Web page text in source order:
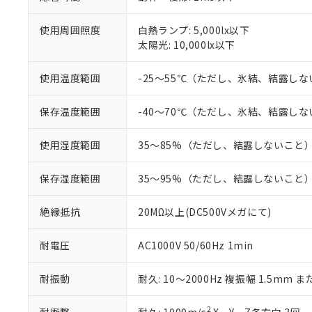
使用周囲照度
白熱ランプ: 5,000lx以下
太陽光: 10,000lx以下
使用温度範囲 -25～55℃（ただし、氷結、結露しな
保存温度範囲 -40～70℃（ただし、氷結、結露しな
使用湿度範囲 35～85%（ただし、結露しないこと）
保存湿度範囲 35～95%（ただし、結露しないこと）
絶縁抵抗 20MΩ以上(DC500Vメガにて)
耐電圧 AC1000V 50/60Hz 1min
耐振動 耐久: 10～2000Hz 複振幅 1.5mm ま
2
くものです。
い。
正式な納期
当社販売員
オムロン制御
在庫状況お
す。
マイパーツ
ている必要が
お客様が当
さい。
※当社の共同
いる法人を指
フタル酸ビス(2-エチル
ル（DBP） 1000ppm
但し、RoHS指令で産
フタル酸エステル類の
部品在庫の切り替
下記の非含有証明
EU RoHS指令（
51物質の非含有証
※本証明書は発行
また、RoHS指令
混在することから
*中国RoHS10物質の基
Pb(鉛) :1000ppm、
DEHP(フタル酸ビス(2-
※2 環境保護使
「ｅ」：有害物質
「10」：通常の使
味します。
「－」：未確認で
う）を輸出
当社は貴社
置等に一切使
また当社は
たしません。
号
機器販売
空
白
受注生